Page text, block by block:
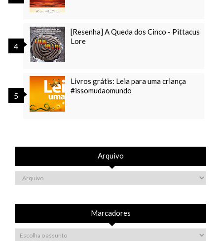
[Resenha] A Queda dos Cinco - Pittacus
Lore
Livros grátis: Leia para uma criança
#issomudaomundo
Arquivo
Marcadores